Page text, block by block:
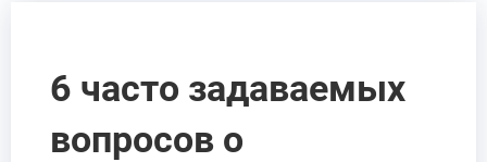
6 часто задаваемых
вопросов о